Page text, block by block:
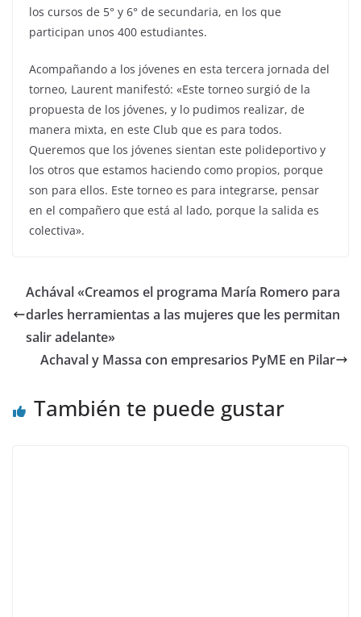
los cursos de 5° y 6° de secundaria, en los que
participan unos 400 estudiantes.
Acompañando a los jóvenes en esta tercera jornada del
torneo, Laurent manifestó: «Este torneo surgió de la
propuesta de los jóvenes, y lo pudimos realizar, de
manera mixta, en este Club que es para todos.
Queremos que los jóvenes sientan este polideportivo y
los otros que estamos haciendo como propios, porque
son para ellos. Este torneo es para integrarse, pensar
en el compañero que está al lado, porque la salida es
colectiva».
Achával «Creamos el programa María Romero para
darles herramientas a las mujeres que les permitan
salir adelante»
Achaval y Massa con empresarios PyME en Pilar
También te puede gustar